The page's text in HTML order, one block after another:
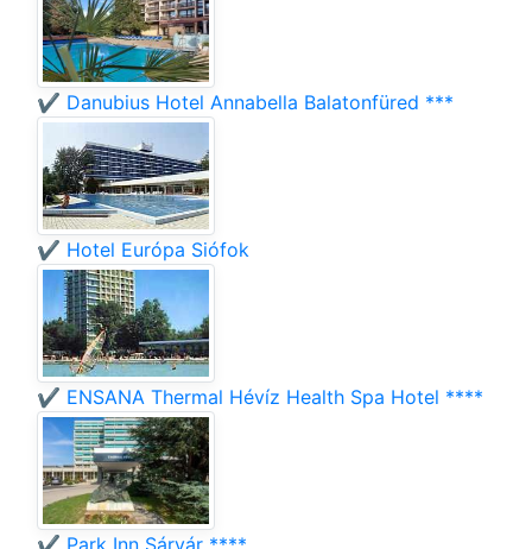
✔️ Danubius Hotel Annabella Balatonfüred ***
✔️ Hotel Európa Siófok
✔️ ENSANA Thermal Hévíz Health Spa Hotel ****